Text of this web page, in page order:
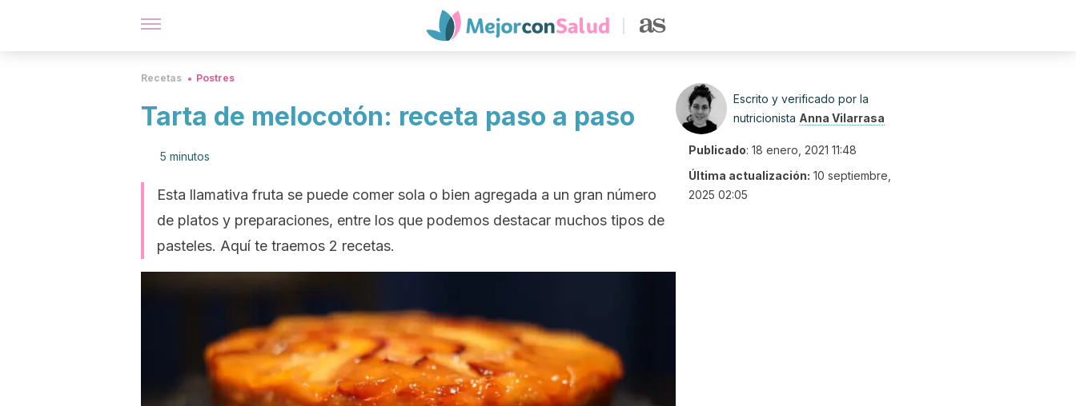
Recetas Postres
Tarta de melocotón: receta paso a paso
5 minutos
Esta llamativa fruta se puede comer sola o bien agregada a un gran número
de platos y preparaciones, entre los que podemos destacar muchos tipos de
pasteles. Aquí te traemos 2 recetas.
Escrito y verificado por la
nutricionista Anna Vilarrasa
Publicado: 18 enero, 2021 11:48
Última actualización: 10 septiembre,
2025 02:05